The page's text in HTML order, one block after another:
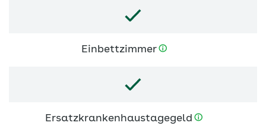
Einbettzimmer
Ersatzkrankenhaustagegeld